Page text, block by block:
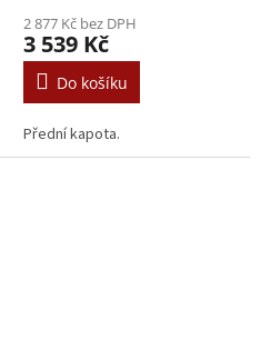
2 877 Kč bez DPH
3 539 Kč
Do košíku
Přední kapota.